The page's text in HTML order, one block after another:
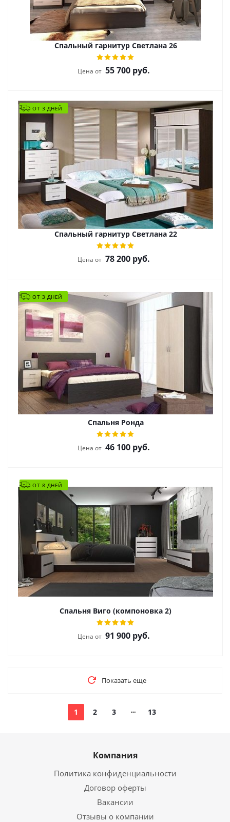
Спальный гарнитур Светлана 26
Цена от 55 700 руб.
ОТ 3 ДНЕЙ
Спальный гарнитур Светлана 22
Цена от 78 200 руб.
ОТ 3 ДНЕЙ
Спальня Ронда
Цена от 46 100 руб.
ОТ 8 ДНЕЙ
Спальня Виго (компоновка 2)
Цена от 91 900 руб.
Показать еще
1 2 3 13
Компания
Политика конфиденциальности
Договор оферты
Вакансии
Отзывы о компании